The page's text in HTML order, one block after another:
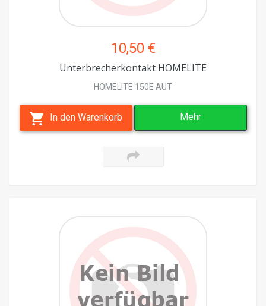
10,50 €
Unterbrecherkontakt HOMELITE
HOMELITE 150E AUT
In den Warenkorb Mehr